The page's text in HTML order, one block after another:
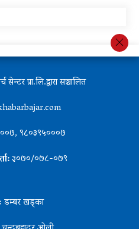
प्रा.लि.द्वारा सञ्चालित
९८०३९५०००७
३०७०/०७८-०७९
डम्बर खड्का